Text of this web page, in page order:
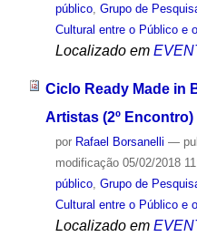
público, Grupo de
Cultural entre o Público e
Localizado em
Ciclo Ready Made in
Artistas (2º Encontro)
por Rafael Borsanelli —
modificação05/02/2018
público, Grupo de
Cultural entre o Público e
Localizado em